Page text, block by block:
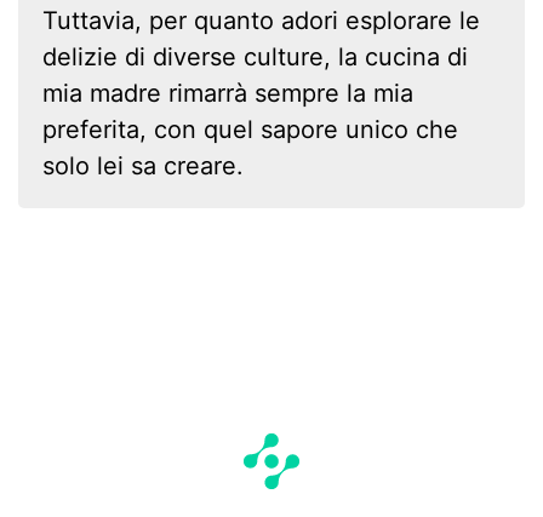
Tuttavia, per quanto adori esplorare le
delizie di diverse culture, la cucina di
mia madre rimarrà sempre la mia
preferita, con quel sapore unico che
solo lei sa creare.